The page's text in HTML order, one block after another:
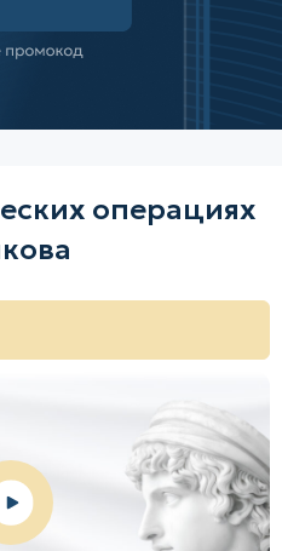
операциях